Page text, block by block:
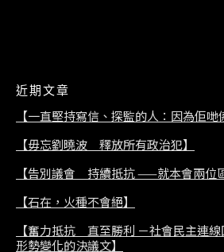
近期文章
【一直堅持寫信、探監的人：因為佢哋
【毋忘劉曉波 釋放所有政治犯】
【告別議會 持續抵抗 ——就本會兩位
【石在，火種不會絕】
【奮力抵抗 直至勝利 －社會民主連
形勢變化的決議文】